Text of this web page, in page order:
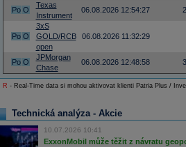
Po O
Texas
Instrument
06.08.2026 12:54:27
Po O
3xS
GOLD/RCB
open
06.08.2026 11:32:29
Po O
JPMorgan
Chase
06.08.2026 12:48:58
R - Real-Time data si mohou aktivovat klienti Patria Plus /
Technická analýza - Akcie
10.07.2026 10:41
ExxonMobil může těžit z návratu